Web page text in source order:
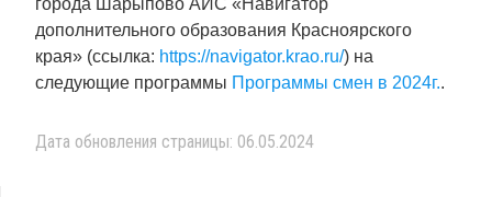
города Шарыпово АИС «Навигатор
дополнительного образования Красноярского
края» (ссылка: https://navigator.krao.ru/) на
следующие программы Программы смен в 2024г..
Дата обновления страницы: 06.05.2024